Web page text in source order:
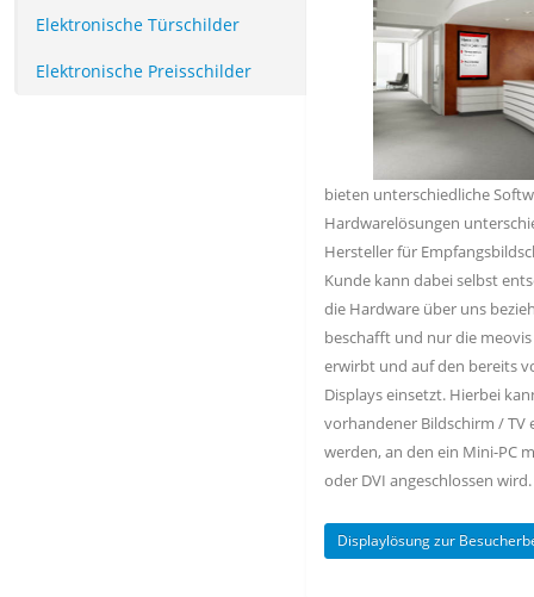
Elektronische Türschilder
Elektronische Preisschilder
bieten unterschiedliche
Hardwarelösungen
Hersteller für
Kunde kann dabei selbst
die Hardware über uns
beschafft und nur die
erwirbt und auf den bereits
Displays einsetzt. Hierbei
vorhandener Bildschirm / TV
werden, an den ein Mini-PC
oder DVI angeschlossen wird.
Displaylösung zur